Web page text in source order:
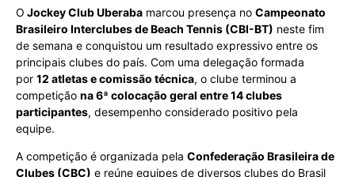
O Jockey Club Uberaba marcou presença no Campeonato
Brasileiro Interclubes de Beach Tennis (CBI-BT) neste fim
de semana e conquistou um resultado expressivo entre os
principais clubes do país. Com uma delegação formada
por 12 atletas e comissão técnica, o clube terminou a
competição na 6ª colocação geral entre 14 clubes
participantes, desempenho considerado positivo pela
equipe.
A competição é organizada pela Confederação Brasileira de
Clubes (CBC) e reúne equipes de diversos clubes do Brasil